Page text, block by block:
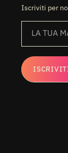
Iscriviti per
LA TUA